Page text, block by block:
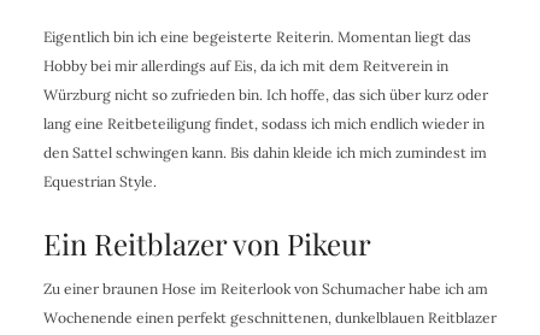
Eigentlich bin ich eine begeisterte Reiterin. Momentan liegt das
Hobby bei mir allerdings auf Eis, da ich mit dem Reitverein in
Würzburg nicht so zufrieden bin. Ich hoffe, das sich über kurz oder
lang eine Reitbeteiligung findet, sodass ich mich endlich wieder in
den Sattel schwingen kann. Bis dahin kleide ich mich zumindest im
Equestrian Style.
Ein Reitblazer von Pikeur
Zu einer braunen Hose im Reiterlook von Schumacher habe ich am
Wochenende einen perfekt geschnittenen, dunkelblauen Reitblazer